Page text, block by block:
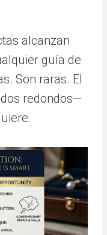
alcanzan
guía de
Son raras. El
redondos—